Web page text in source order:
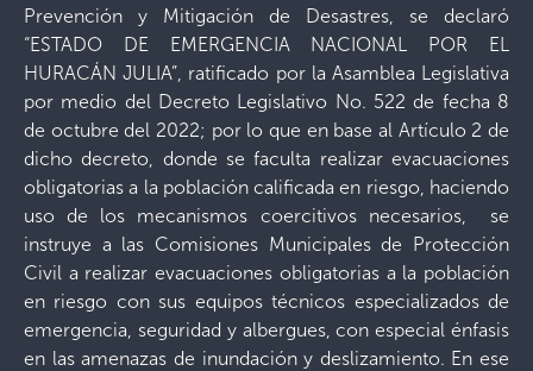
Prevención y Mitigación de Desastres, se declaró
“ESTADO DE EMERGENCIA NACIONAL POR EL
HURACÁN JULIA”, ratificado por la Asamblea Legislativa
por medio del Decreto Legislativo No. 522 de fecha 8
de octubre del 2022; por lo que en base al Artículo 2 de
dicho decreto, donde se faculta realizar evacuaciones
obligatorias a la población calificada en riesgo, haciendo
uso de los mecanismos coercitivos necesarios, se
instruye a las Comisiones Municipales de Protección
Civil a realizar evacuaciones obligatorias a la población
en riesgo con sus equipos técnicos especializados de
emergencia, seguridad y albergues, con especial énfasis
en las amenazas de inundación y deslizamiento. En ese